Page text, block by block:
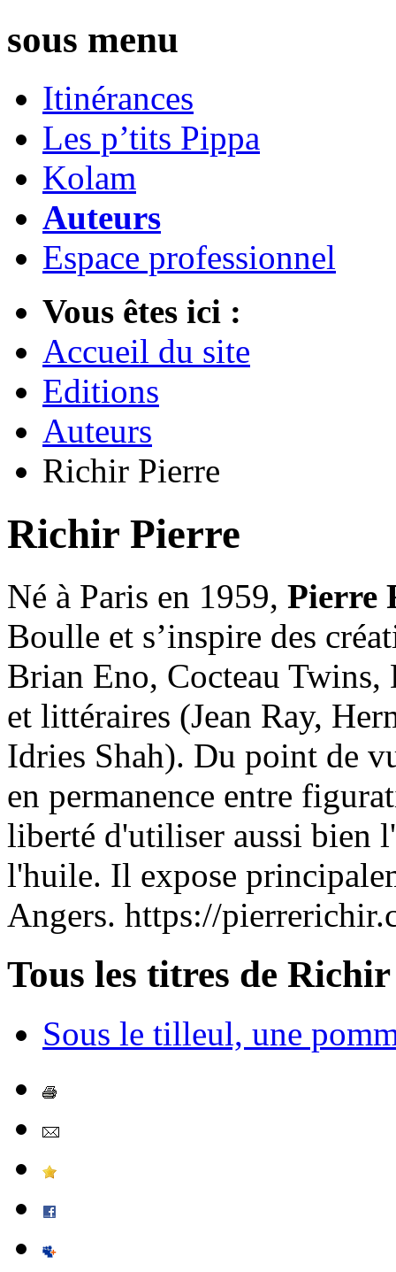
sous menu
Itinérances
Les p’tits Pippa
Kolam
Auteurs
Espace professionnel
Vous êtes ici :
Accueil du site
Editions
Auteurs
Richir Pierre
Richir Pierre
Né à Paris en 1959, Pierre
Boulle et s’inspire des
Brian Eno, Cocteau
et littéraires (Jean Ray,
Idries Shah). Du point de
en permanence entre
liberté d'utiliser aussi bien
l'huile. Il expose
Angers. https://
Tous les titres de
Sous le tilleul, une